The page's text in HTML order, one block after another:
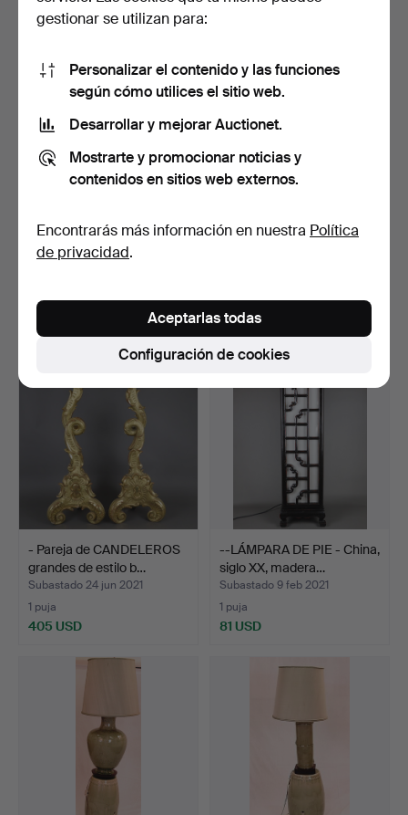
405 USD
- Gran ARAÑA figurativa -
Siglo XX, madera.
1 puja
- Impresionante LÁMPARA
1 puja
347 USD
- Pareja de CANDELEROS
grandes de estilo b…
Subastado 24 jun 2021
1 puja
405 USD
--LÁMPARA DE PIE - China,
siglo XX, madera…
Subastado 9 feb 2021
1 puja
81 USD
gestionar se utilizan para:
Personalizar el contenido y las funciones
según cómo utilices el sitio web.
Desarrollar y mejorar Auctionet.
Mostrarte y promocionar noticias y
contenidos en sitios web externos.
Encontrarás más información en nuestra Política
de privacidad.
Configuración de cookies
Aceptarlas todas